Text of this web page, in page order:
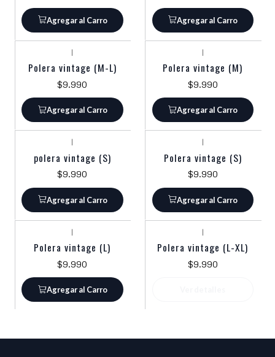
Agregar al Carro Agregar al Carro
|
Polera vintage (M-L)
$9.990
Agregar al Carro
|
Polera vintage (M)
$9.990
Agregar al Carro
|
polera vintage (S)
$9.990
Agregar al Carro
|
Polera vintage (S)
$9.990
Agregar al Carro
|
Polera vintage (L)
$9.990
Agregar al Carro
|
Polera vintage (L-XL)
$9.990